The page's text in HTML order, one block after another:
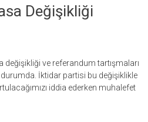
Değişikliği
ve referandum tartışmaları
İktidar partisi bu değişiklikle
iddia ederken muhalefet